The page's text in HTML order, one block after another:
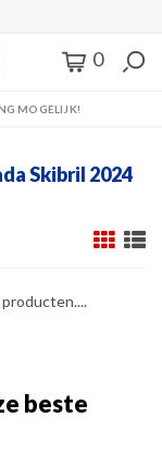
0
MOGELIJK!
Skibril 2024
beste